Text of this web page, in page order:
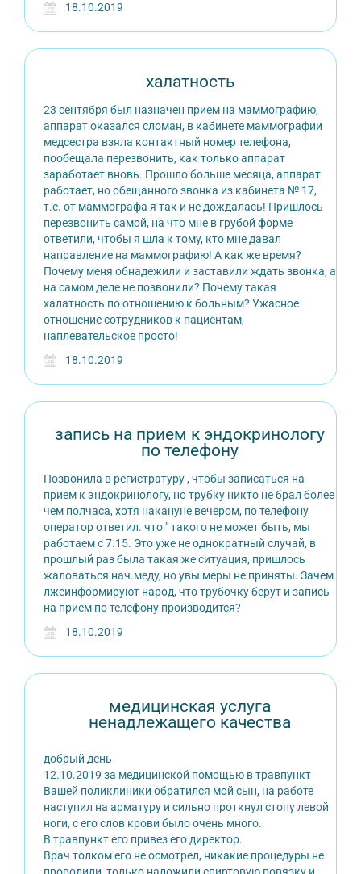
18.10.2019
халатность
23 сентября был назначен прием на маммографию,
аппарат оказался сломан, в кабинете маммографии
медсестра взяла контактный номер телефона,
пообещала перезвонить, как только аппарат
заработает вновь. Прошло больше месяца, аппарат
работает, но обещанного звонка из кабинета № 17,
т.е. от маммографа я так и не дождалась! Пришлось
перезвонить самой, на что мне в грубой форме
ответили, чтобы я шла к тому, кто мне давал
направление на маммографию! А как же время?
Почему меня обнадежили и заставили ждать звонка, а
на самом деле не позвонили? Почему такая
халатность по отношению к больным? Ужасное
отношение сотрудников к пациентам,
наплевательское просто!
18.10.2019
запись на прием к эндокринологу
по телефону
Позвонила в регистратуру , чтобы записаться на
прием к эндокринологу, но трубку никто не брал более
чем полчаса, хотя накануне вечером, по телефону
оператор ответил. что " такого не может быть, мы
работаем с 7.15. Это уже не однократный случай, в
прошлый раз была такая же ситуация, пришлось
жаловаться нач.меду, но увы меры не приняты. Зачем
лжеинформируют народ, что трубочку берут и запись
на прием по телефону производится?
18.10.2019
медицинская услуга
ненадлежащего качества
добрый день
12.10.2019 за медицинской помощью в травпункт
Вашей поликлиники обратился мой сын, на работе
наступил на арматуру и сильно проткнул стопу левой
ноги, с его слов крови было очень много.
В травпункт его привез его директор.
Врач толком его не осмотрел, никакие процедуры не